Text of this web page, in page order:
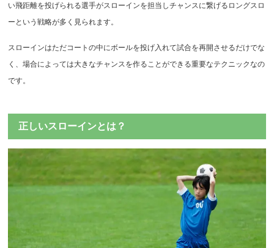
い飛距離を投げられる選手がスローインを担当しチャンスに繋げるロングスロ
ーという戦略が多く見られます。
スローインはただコートの中にボールを投げ入れて試合を再開させるだけでな
く、場合によっては大きなチャンスを作ることができる重要なテクニックなの
です。
正しいスローインとは？